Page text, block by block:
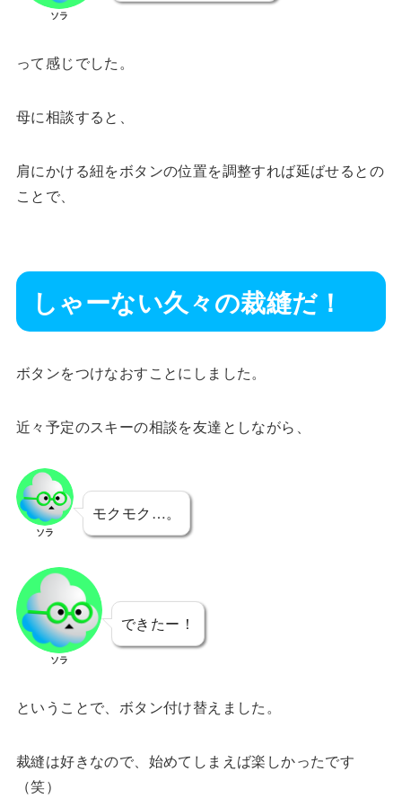
ソラ
って感じでした。
母に相談すると、
肩にかける紐をボタンの位置を調整すれば延ばせるとの
ことで、
しゃーない久々の裁縫だ！
ボタンをつけなおすことにしました。
近々予定のスキーの相談を友達としながら、
ソラ
モクモク…。
ソラ
できたー！
ということで、ボタン付け替えました。
裁縫は好きなので、始めてしまえば楽しかったです
（笑）